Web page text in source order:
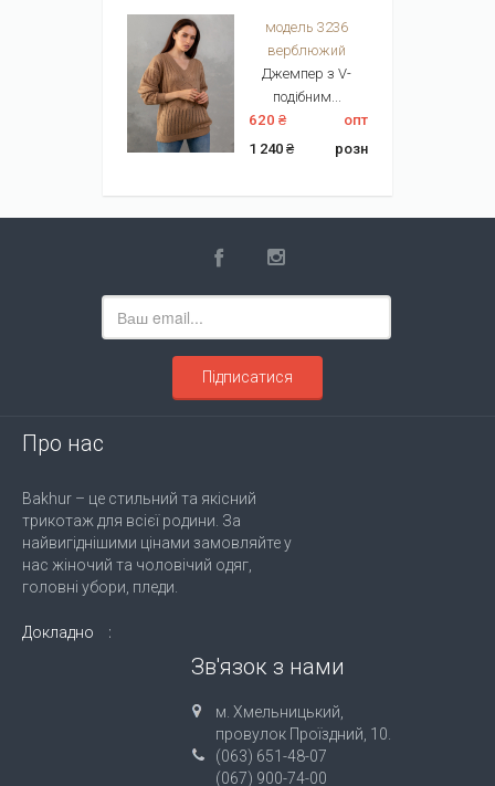
модель 3236
верблюжий
Джемпер з V-
подібним...
620 ₴
опт
1 240 ₴
розн
Підписатися
Про нас
Bakhur – це стильний та якісний
трикотаж для всієї родини. За
найвигіднішими цінами замовляйте у
нас жіночий та чоловічий одяг,
головні убори, пледи.
Докладно
Зв'язок з нами
м. Хмельницький,
провулок Проїздний, 10.
(063) 651-48-07
(067) 900-74-00